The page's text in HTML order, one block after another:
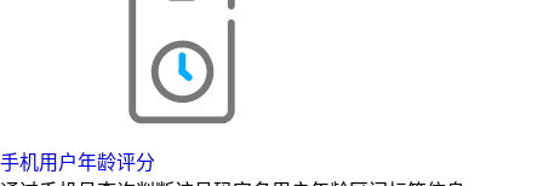
手机用户年龄评分